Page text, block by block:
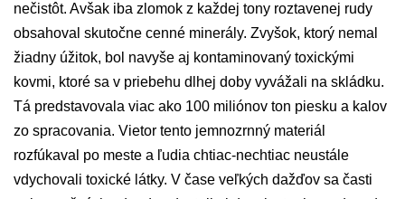
nečistôt. Avšak iba zlomok z každej tony roztavenej rudy
obsahoval skutočne cenné minerály. Zvyšok, ktorý nemal
žiadny úžitok, bol navyše aj kontaminovaný toxickými
kovmi, ktoré sa v priebehu dlhej doby vyvážali na skládku.
Tá predstavovala viac ako 100 miliónov ton piesku a kalov
zo spracovania. Vietor tento jemnozrnný materiál
rozfúkaval po meste a ľudia chtiac-nechtiac neustále
vdychovali toxické látky. V čase veľkých dažďov sa časti